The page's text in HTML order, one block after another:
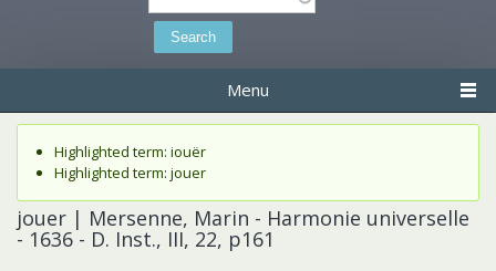
Menu
Status message
Highlighted term: iouër
Highlighted term: jouer
jouer | Mersenne, Marin - Harmonie universelle
- 1636 - D. Inst., III, 22, p161